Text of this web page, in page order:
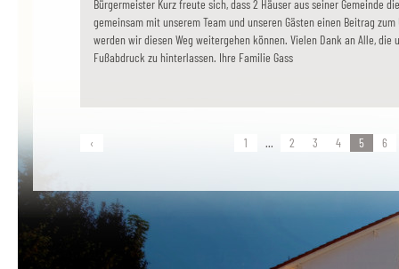
Bürgermeister Kurz freute sich, dass 2 Häuser aus seiner Gemeinde
gemeinsam mit unserem Team und unseren Gästen einen Beitrag
werden wir diesen Weg weitergehen können. Vielen Dank an Alle,
Fußabdruck zu hinterlassen. Ihre Familie Gass
‹ 1 ... 2 3 4 5 6